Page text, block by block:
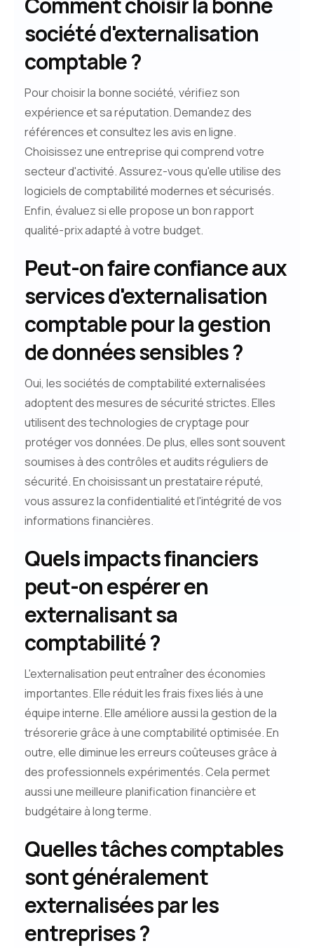
société d'externalisation
comptable ?
Pour choisir la bonne société, vérifiez son
expérience et sa réputation. Demandez des
références et consultez les avis en ligne.
Choisissez une entreprise qui comprend votre
secteur d'activité. Assurez-vous qu'elle utilise des
logiciels de comptabilité modernes et sécurisés.
Enfin, évaluez si elle propose un bon rapport
qualité-prix adapté à votre budget.
Peut-on faire confiance aux
services d'externalisation
comptable pour la gestion
de données sensibles ?
Oui, les sociétés de comptabilité externalisées
adoptent des mesures de sécurité strictes. Elles
utilisent des technologies de cryptage pour
protéger vos données. De plus, elles sont souvent
soumises à des contrôles et audits réguliers de
sécurité. En choisissant un prestataire réputé,
vous assurez la confidentialité et l'intégrité de vos
informations financières.
Quels impacts financiers
peut-on espérer en
externalisant sa
comptabilité ?
L'externalisation peut entraîner des économies
importantes. Elle réduit les frais fixes liés à une
équipe interne. Elle améliore aussi la gestion de la
trésorerie grâce à une comptabilité optimisée. En
outre, elle diminue les erreurs coûteuses grâce à
des professionnels expérimentés. Cela permet
aussi une meilleure planification financière et
budgétaire à long terme.
Quelles tâches comptables
sont généralement
externalisées par les
entreprises ?